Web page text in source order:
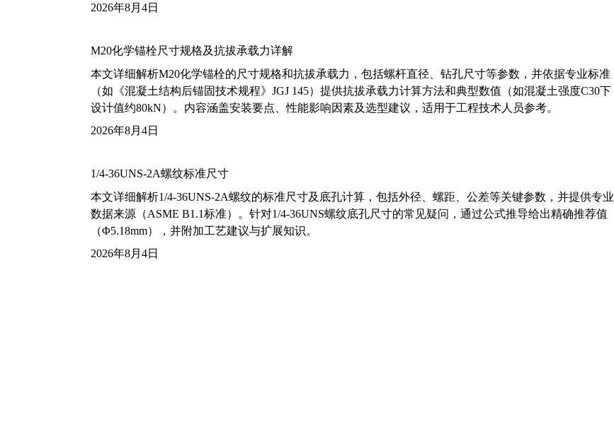
2026年8月4日
M20化学锚栓尺寸规格及抗拔承载力详解
本文详细解析M20化学锚栓的尺寸规格和抗拔承载力，包括螺杆直径、钻孔尺寸等参数，并依据专业标准
（如《混凝土结构后锚固技术规程》JGJ 145）提供抗拔承载力计算方法和典型数值（如混凝土强度C30下
设计值约80kN）。内容涵盖安装要点、性能影响因素及选型建议，适用于工程技术人员参考。
2026年8月4日
1/4-36UNS-2A螺纹标准尺寸
本文详细解析1/4-36UNS-2A螺纹的标准尺寸及底孔计算，包括外径、螺距、公差等关键参数，并提供专业
数据来源（ASME B1.1标准）。针对1/4-36UNS螺纹底孔尺寸的常见疑问，通过公式推导给出精确推荐值
（Φ5.18mm），并附加工艺建议与扩展知识。
2026年8月4日